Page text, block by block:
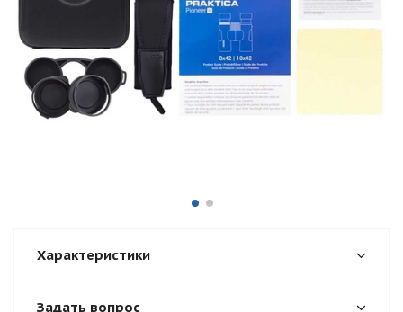
Характеристики
Задать вопрос